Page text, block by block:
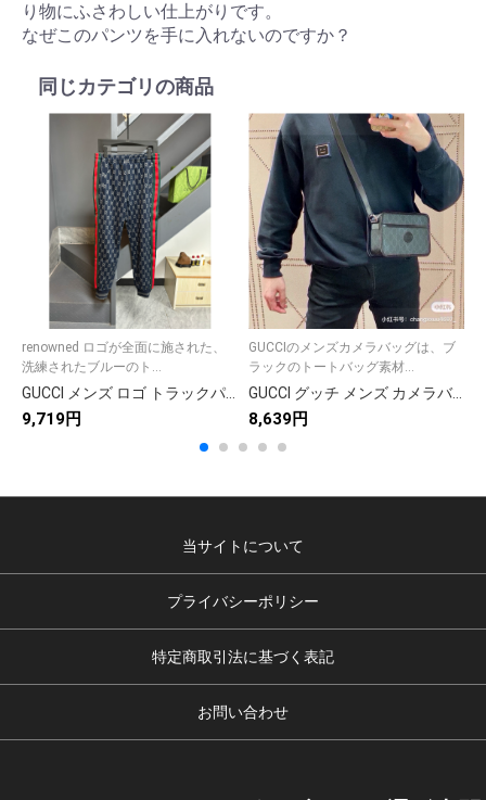
り物にふさわしい仕上がりです。
なぜこのパンツを手に入れないのですか？
同じカテゴリの商品
renowned ロゴが全面に施された、
洗練されたブルーのト...
GUCCI メンズ ロゴ トラックパンツ ブルー 1色入
9,719円
GUCCIのメンズカメラバッグは、ブ
ラックのトートバッグ素材...
GUCCI グッチ メンズ カメラバッグ ブラック 1色入
8,639円
当サイトについて
プライバシーポリシー
特定商取引法に基づく表記
お問い合わせ